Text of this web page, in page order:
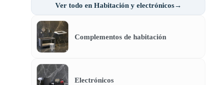
Ver todo en Habitación y electrónicos→
Complementos de habitación
Electrónicos